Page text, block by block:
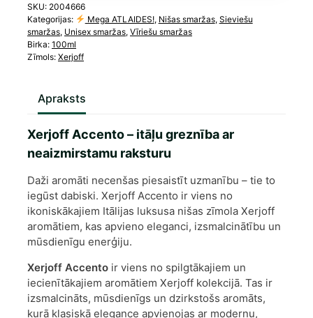
SKU: 2004666
Kategorijas:
Mega ATLAIDES!, Nišas smaržas, Sieviešu
smaržas, Unisex smaržas, Vīriešu smaržas
Birka: 100ml
Zīmols: Xerjoff
Apraksts
Xerjoff Accento – itāļu greznība ar
neaizmirstamu raksturu
Daži aromāti necenšas piesaistīt uzmanību – tie to
iegūst dabiski. Xerjoff Accento ir viens no
ikoniskākajiem Itālijas luksusa nišas zīmola Xerjoff
aromātiem, kas apvieno eleganci, izsmalcinātību un
mūsdienīgu enerģiju.
Xerjoff Accento ir viens no spilgtākajiem un
iecienītākajiem aromātiem Xerjoff kolekcijā. Tas ir
izsmalcināts, mūsdienīgs un dzirkstošs aromāts,
kurā klasiskā elegance apvienojas ar modernu,